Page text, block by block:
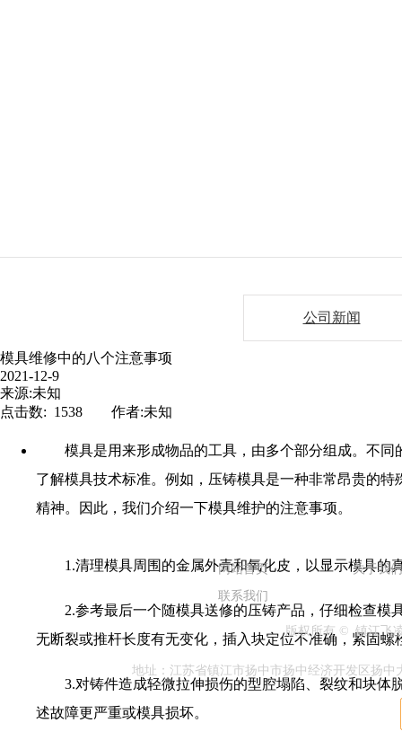
公司新闻
模具维修中的八个注意事项
2021-12-9
来源:未知
点击数: 1538 作者:未知
模具是用来形成物品的工具，由多个部分组成。不同
了解模具技术标准。例如，压铸模具是一种非常昂贵的
精神。因此，我们介绍一下模具维护的注意事项。
1.清理模具周围的金属外壳和氧化皮，以显示模具的
2.参考最后一个随模具送修的压铸产品，仔细检查模
无断裂或推杆长度有无变化，插入块定位不准确，紧固
3.对铸件造成轻微拉伸损伤的型腔塌陷、裂纹和块体
述故障更严重或模具损坏。
网站首页
关于我们
联系我们
版权所有 © 镇江飞
地址：江苏省镇江市扬中市扬中经济开发区扬